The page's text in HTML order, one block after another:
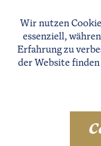
Wir nutzen
essenziell,
Erfahrung zu
der Website